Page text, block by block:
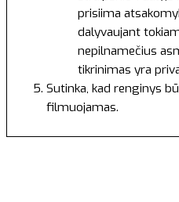
prisiima
dalyvaujant
nepilnamečius
tikrinimas yra
Sutinka, kad renginys
filmuojamas.